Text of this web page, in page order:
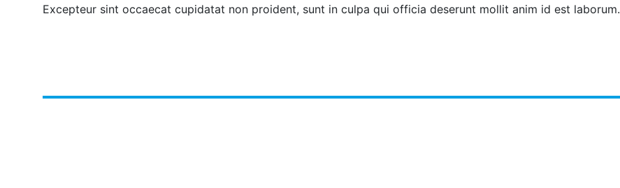
Excepteur sint occaecat cupidatat non proident, sunt in culpa qui officia deserunt mollit anim id est laborum.